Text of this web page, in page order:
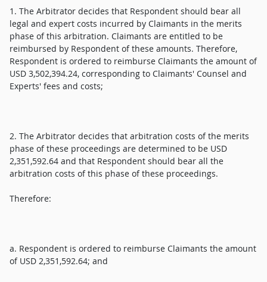
1. The Arbitrator decides that Respondent should bear all
legal and expert costs incurred by Claimants in the merits
phase of this arbitration. Claimants are entitled to be
reimbursed by Respondent of these amounts. Therefore,
Respondent is ordered to reimburse Claimants the amount of
USD 3,502,394.24, corresponding to Claimants' Counsel and
Experts' fees and costs;
2. The Arbitrator decides that arbitration costs of the merits
phase of these proceedings are determined to be USD
2,351,592.64 and that Respondent should bear all the
arbitration costs of this phase of these proceedings.
Therefore:
a. Respondent is ordered to reimburse Claimants the amount
of USD 2,351,592.64; and